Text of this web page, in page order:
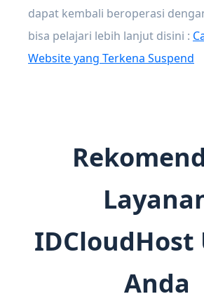
dapat kembali beroperasi
bisa pelajari lebih lanjut disini :
Website yang Terkena Suspend
Anda